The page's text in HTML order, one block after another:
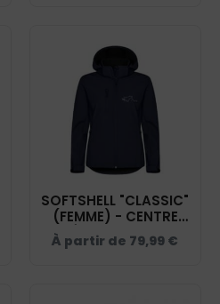
SOFTSHELL "CLASSIC"
(FEMME) - CENTRE
ÉQUESTRE LA
GRENADIÈRE - NAVY -
À partir de 79,99 €